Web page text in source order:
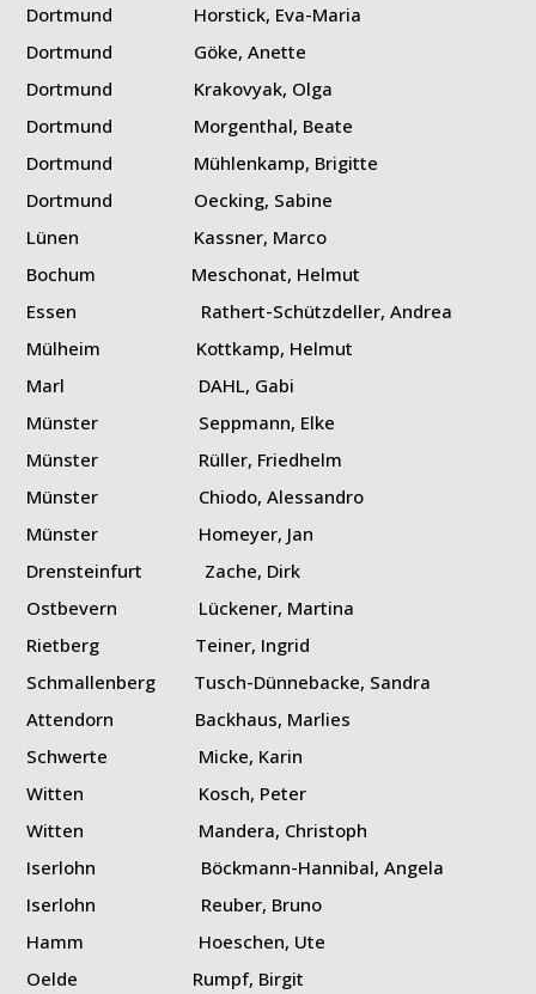
Dortmund Horstick, Eva-Maria
Dortmund Göke, Anette
Dortmund Krakovyak, Olga
Dortmund Morgenthal, Beate
Dortmund Mühlenkamp, Brigitte
Dortmund Oecking, Sabine
Lünen Kassner, Marco
Bochum Meschonat, Helmut
Essen Rathert-Schützdeller, Andrea
Mülheim Kottkamp, Helmut
Marl DAHL, Gabi
Münster Seppmann, Elke
Münster Rüller, Friedhelm
Münster Chiodo, Alessandro
Münster Homeyer, Jan
Drensteinfurt Zache, Dirk
Ostbevern Lückener, Martina
Rietberg Teiner, Ingrid
Schmallenberg Tusch-Dünnebacke, Sandra
Attendorn Backhaus, Marlies
Schwerte Micke, Karin
Witten Kosch, Peter
Witten Mandera, Christoph
Iserlohn Böckmann-Hannibal, Angela
Iserlohn Reuber, Bruno
Hamm Hoeschen, Ute
Oelde Rumpf, Birgit